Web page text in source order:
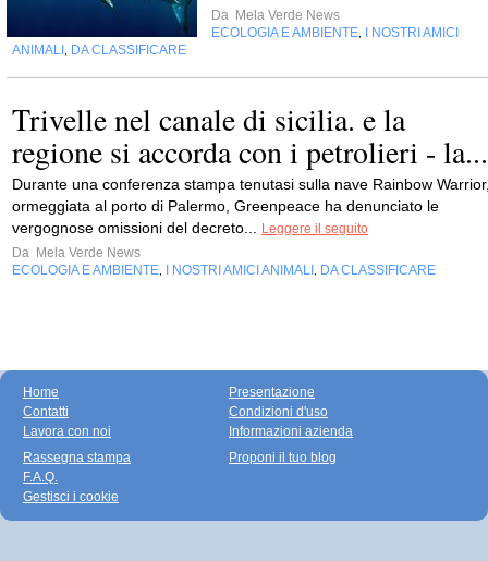
Da Mela Verde News
ECOLOGIA E AMBIENTE
I NOSTRI AMICI
ANIMALI
DA CLASSIFICARE
Trivelle nel canale di sicilia. e la
regione si accorda con i petrolieri - la...
Durante una conferenza stampa tenutasi sulla nave Rainbow
ormeggiata al porto di Palermo, Greenpeace ha denunciato le
vergognose omissioni del decreto...
Leggere il seguito
Da Mela Verde News
ECOLOGIA E AMBIENTE
I NOSTRI AMICI ANIMALI DA CLASSIFICARE
Home
Contatti
Lavora con noi
Presentazione
Condizioni d'uso
Informazioni azienda
Rassegna stampa
F.A.Q.
Gestisci i cookie
Proponi il tuo blog